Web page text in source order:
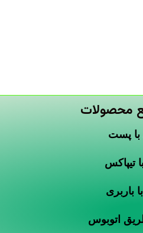
محصولات
با پست
تیپاکس
باربری
اتوبوس